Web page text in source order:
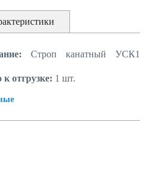
Строп канатный УСК1
отгрузке: 1 шт.